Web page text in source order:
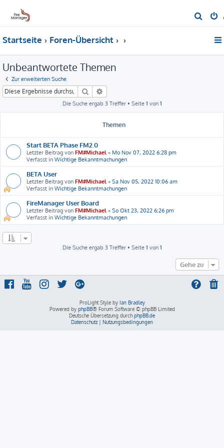
u
Startseite Foren-Übersicht
Unbeantwortete Themen
Zur erweiterten Suche
Suche
Die Suche ergab 3 Treffer • Seite 1 von 1
Themen
Start BETA Phase FM2.0
Letzter Beitrag von FM#Michael « Mo Nov 07, 2022 6:28 pm
Verfasst in Wichtige Bekanntmachungen
BETA User
Letzter Beitrag von FM#Michael « Sa Nov 05, 2022 10:06 am
Verfasst in Wichtige Bekanntmachungen
FireManager User Board
Letzter Beitrag von FM#Michael « So Okt 23, 2022 6:26 pm
Verfasst in Wichtige Bekanntmachungen
Die Suche ergab 3 Treffer • Seite 1 von 1
Gehe zu
ProLight Style by Ian Bradley
Powered by phpBB® Forum Software © phpBB Limited
Deutsche Übersetzung durch phpBB.de
Datenschutz | Nutzungsbedingungen